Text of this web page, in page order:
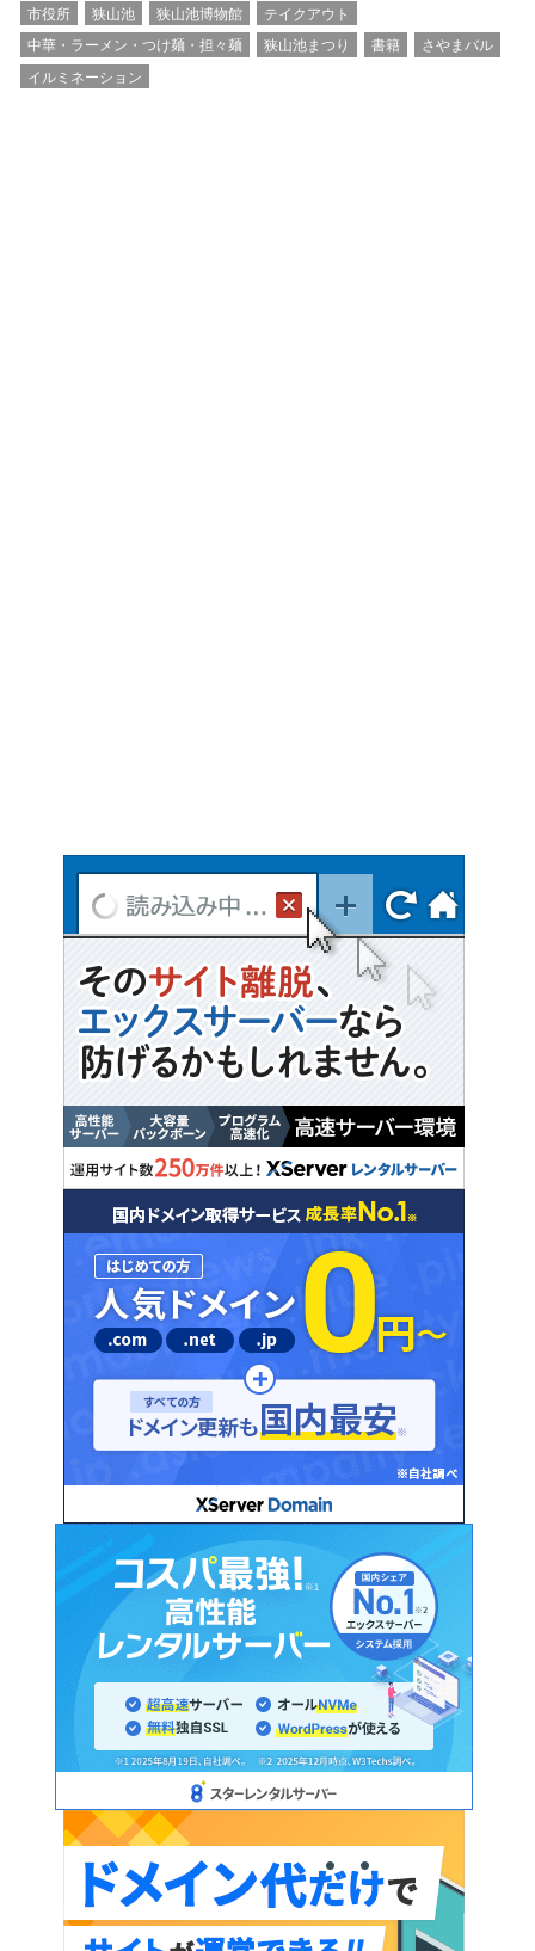
市役所
狭山池 狭山池博物館
テイクアウト
中華・ラーメン・つけ麺・担々麺
狭山池まつり 書籍
さやまバル
イルミネーション